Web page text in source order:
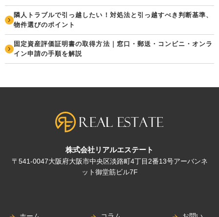
隣人トラブルで引っ越したい！対処法と引っ越すべき判断基準、
物件選びのポイント
固定資産評価証明書の取得方法｜窓口・郵送・コンビニ・オンラ
イン申請の手順を解説
株式会社リアルエステート
〒541-0047大阪府大阪市中央区淡路町4丁目2番13号アーバンネ
ット御堂筋ビル7F